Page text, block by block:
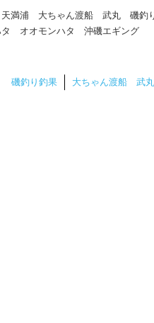
浦 大ちゃん渡船 武丸 磯釣
オオモンハタ 沖磯エギング
磯釣り釣果 大ちゃん渡船 武